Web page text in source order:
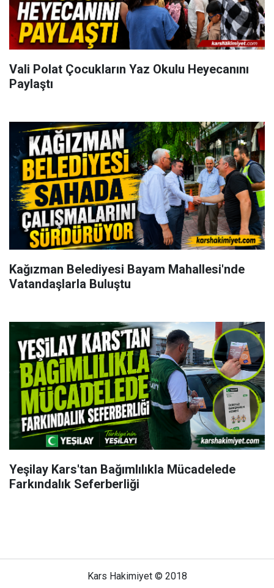
Vali Polat Çocukların Yaz Okulu Heyecanını
Paylaştı
Kağızman Belediyesi Bayam Mahallesi'nde
Vatandaşlarla Buluştu
Yeşilay Kars'tan Bağımlılıkla Mücadelede
Farkındalık Seferberliği
Kars Hakimiyet © 2018